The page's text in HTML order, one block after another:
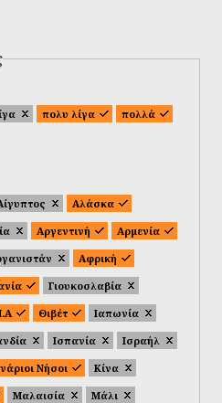
πολυ λίγα
πολλά
Αλάσκα
Αργεντινή
Αρμενία
Αφρική
Γιουκοσλαβία
Θιβέτ
Ιαπωνία
Ισπανία
Ισραήλ
Νήσοι
Κίνα
Μαλαισία
Μάλι